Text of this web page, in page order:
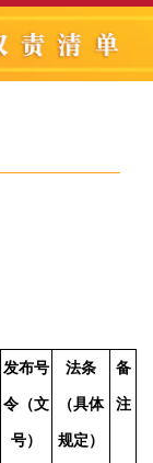
发布号
令（文
号）
法条
（具体
规定）
备
注